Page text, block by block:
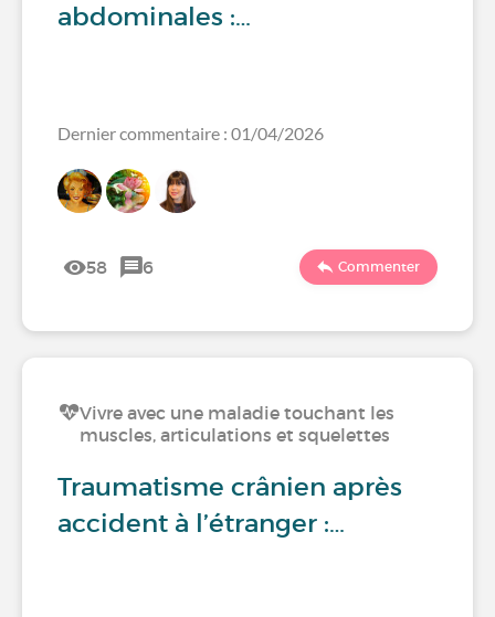
abdominales :…
Dernier commentaire : 01/04/2026
58 6 Commenter
Vivre avec une maladie touchant les
muscles, articulations et squelettes
Traumatisme crânien après
accident à l’étranger :…